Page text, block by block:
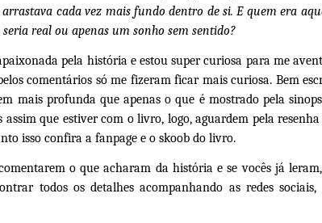
cada vez mais fundo dentro de si. E quem era
seria real ou apenas um sonho sem sentido?
pela história e estou super curiosa para me
comentários só me fizeram ficar mais curiosa. Bem
mais profunda que apenas o que é mostrado pela
assim que estiver com o livro, logo, aguardem pela
isso confira a fanpage e o skoob do livro.
o que acharam da história e se vocês já
todos os detalhes acompanhando as redes